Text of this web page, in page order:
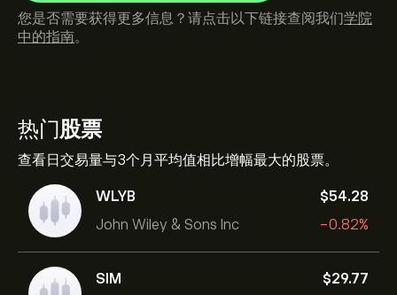
热门股票
查看日交易量与3个月平均值相比增幅最大的股票。
WLYB
John Wiley & Sons Inc
‎$‎54.28
-0.82%
SIM
‎$‎29.77
您是否需要获得更多信息？请点击以下链接查阅我们学院
中的指南。